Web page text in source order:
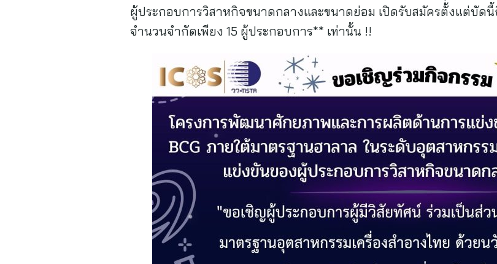
ผู้ประกอบการวิสาหกิจขนาดกลางและขนาดย่อม เปิดรับสมัครตั้งแต่บั
จำนวนจำกัดเพียง 15 ผู้ประกอบการ** เท่านั้น !!